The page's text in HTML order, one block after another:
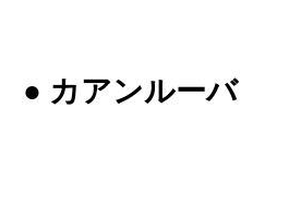
● カアンルーバ